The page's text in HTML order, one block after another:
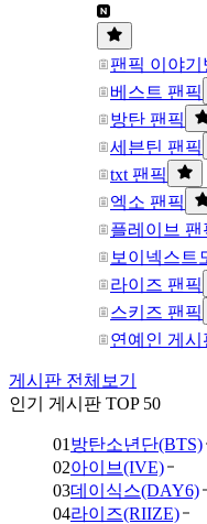
팬픽 이야기
베스트 팬픽
방탄 팬픽
세븐틴 팬픽
txt 팬픽
엑소 팬픽
플레이브 팬
보이넥스트
라이즈 팬픽
스키즈 팬픽
연예인 게시
게시판 전체보기
인기 게시판 TOP 50
01 방탄소년단(BTS)
02아이브(IVE)
03데이식스(DAY6)
04라이즈(RIIZE)